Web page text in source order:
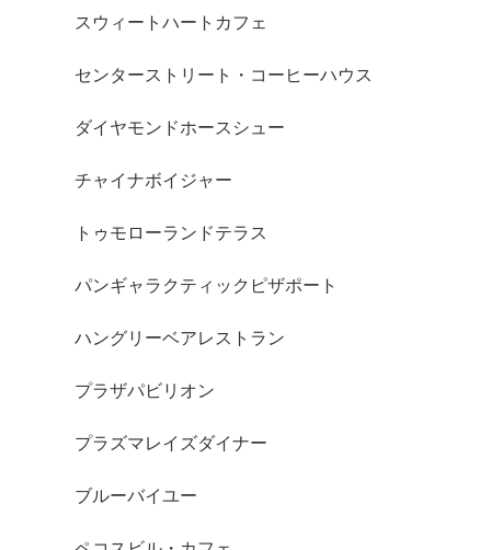
スウィートハートカフェ
センターストリート・コーヒーハウス
ダイヤモンドホースシュー
チャイナボイジャー
トゥモローランドテラス
パンギャラクティックピザポート
ハングリーベアレストラン
プラザパビリオン
プラズマレイズダイナー
ブルーバイユー